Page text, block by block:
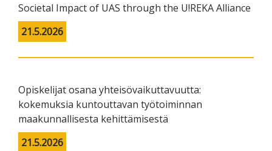
Societal Impact of UAS through the U!REKA Alliance
21.5.2026
Opiskelijat osana yhteisövaikuttavuutta:
kokemuksia kuntouttavan työtoiminnan
maakunnallisesta kehittämisestä
21.5.2026